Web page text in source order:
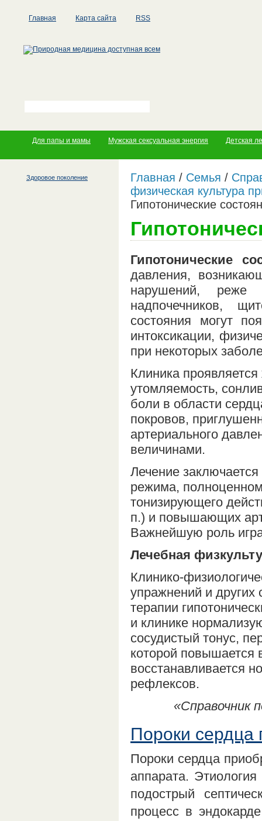
Главная Карта сайта RSS
Для папы и мамы Мужская сексуальная энергия Детская
Здоровое поколение Главная / Семья /
физическая культура
Гипотонические
Гипотонические
давления,
нарушений, реже
надпочечников,
состояния могут
интоксикации,
при некоторых
Клиника
утомляемость,
боли в области
покровов,
артериального
величинами.
Лечение
режима,
тонизирующего
п.) и повышающих
Важнейшую роль
Лечебная
Клинико-
упражнений и других
терапии
и клинике
сосудистый тонус,
которой повышается
восстанавливается
рефлексов.
«Справочник
Пороки сердца
Пороки сердца
аппарата.
подострый
процесс в